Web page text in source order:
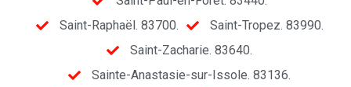
Saint-Raphaël. 83700.
Saint-Tropez. 83990.
Saint-Zacharie. 83640.
Sainte-Anastasie-sur-Issole. 83136.